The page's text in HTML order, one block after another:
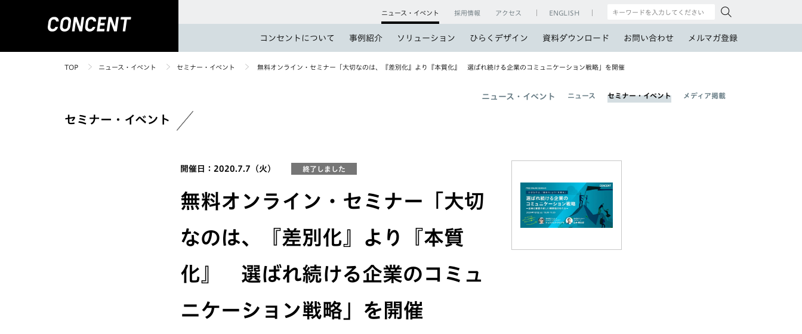
コンセントについて 事例紹介 ソリューション ひらくデザイン 資料ダウンロード お問い合わせ メルマガ登録
ニュース・イベント 採用情報 アクセス ENGLISH
TOP ニュース・イベント セミナー・イベント 無料オンライン・セミナー「大切なのは、『差別化』より『本質化』 選ばれ続ける企業のコミュニケーション戦略」を開催
ニュース・イベント ニュース セミナー・イベント メディア掲載
セミナー・イベント
開催日：2020.7.7（火） 終了しました
無料オンライン・セミナー「大切
なのは、『差別化』より『本質
化』 選ばれ続ける企業のコミュ
ニケーション戦略」を開催